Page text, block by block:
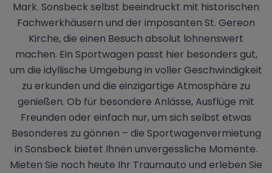
Mark. Sonsbeck selbst beeindruckt mit historischen
Fachwerkhäusern und der imposanten St. Gereon
Kirche, die einen Besuch absolut lohnenswert
machen. Ein Sportwagen passt hier besonders gut,
um die idyllische Umgebung in voller Geschwindigkeit
zu erkunden und die einzigartige Atmosphäre zu
genießen. Ob für besondere Anlässe, Ausflüge mit
Freunden oder einfach nur, um sich selbst etwas
Besonderes zu gönnen – die Sportwagenvermietung
in Sonsbeck bietet Ihnen unvergessliche Momente.
Mieten Sie noch heute Ihr Traumauto und erleben Sie